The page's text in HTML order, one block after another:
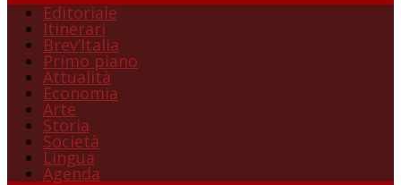
Editoriale
Itinerari
Brev’Italia
Primo piano
Attualità
Economia
Arte
Storia
Società
Lingua
Agenda